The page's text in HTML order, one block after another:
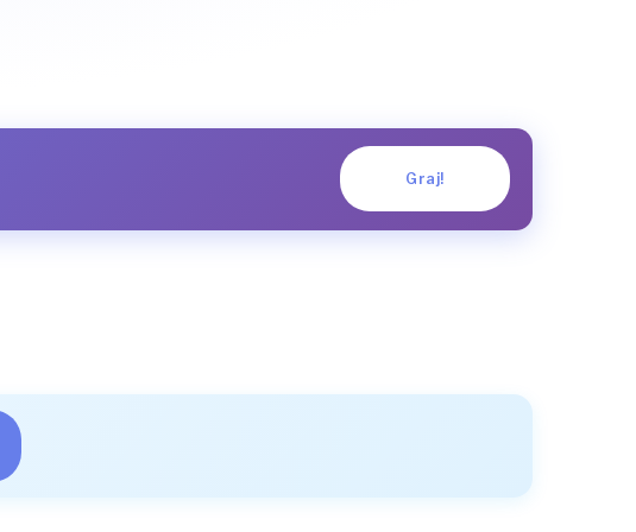
Graj!